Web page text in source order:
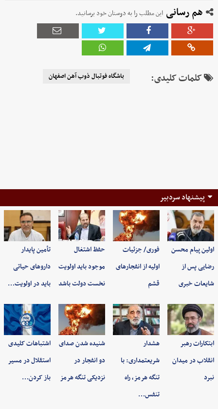
هم رسانی این مطلب را به دوستان خود برسانید.
کلمات کلیدی: باشگاه فوتبال ذوب آهن اصفهان
پیشنهاد سردبیر
اولین پیام محسن
رضایی پس از
شایعات خبری
فوری/ جزئیات
اولیه از انفجارهای
قشم
حفظ اشتغال
موجود باید اولویت
نخست دولت باشد
تأمین پایدار
داروهای حیاتی
باید در اولویت…
ابتکارات رهبر
انقلاب در میدان
نبرد
هشدار
شریعتمداری: با
تنگه هرمز، راه
تنفس…
شنیده شدن صدای
دو انفجار در
نزدیکی تنگه هرمز
اشتباهات کلیدی
استقلال در مسیر
باز کردن…